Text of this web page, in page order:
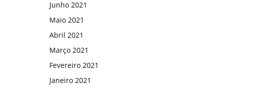
Junho 2021
Maio 2021
Abril 2021
Março 2021
Fevereiro 2021
Janeiro 2021